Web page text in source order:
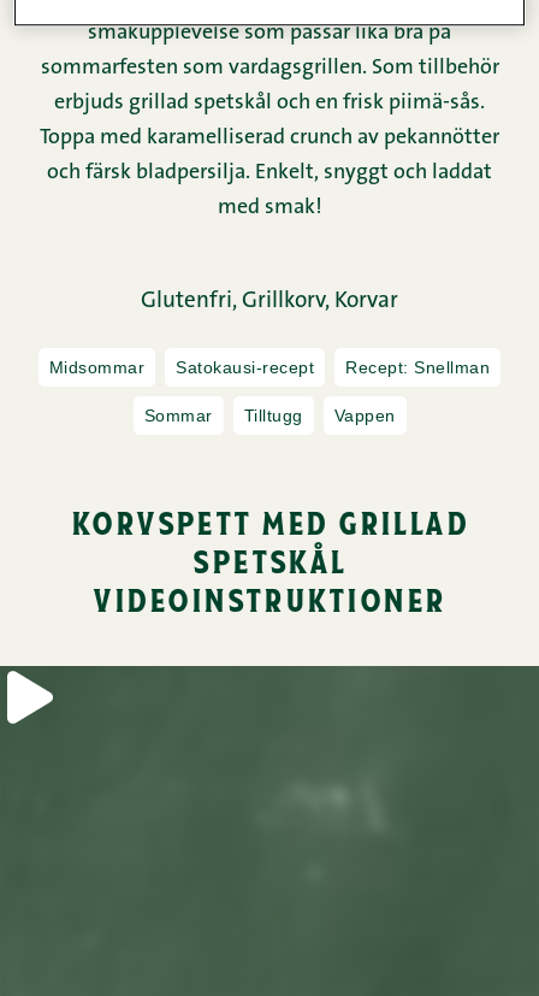
smakupplevelse som passar lika bra på
sommarfesten som vardagsgrillen. Som tillbehör
erbjuds grillad spetskål och en frisk piimä-sås.
Toppa med karamelliserad crunch av pekannötter
och färsk bladpersilja. Enkelt, snyggt och laddat
med smak!
Glutenfri, Grillkorv, Korvar
Midsommar Satokausi-recept Recept: Snellman
Sommar Tilltugg Vappen
korvspett med grillad
spetskål
videoinstruktioner